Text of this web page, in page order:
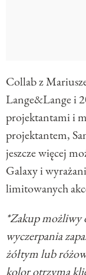
Collab z
Lange&Lange i
projektantami i
projektantem,
jeszcze więcej
Galaxy i
limitowanych
*Zakup możliwy
wyczerpania
żółtym lub
kolor otrzyma